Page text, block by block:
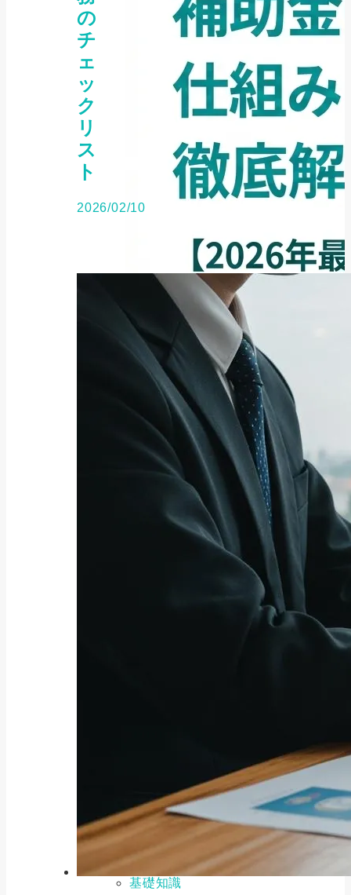
の
チ
ェ
ッ
ク
リ
ス
ト
2026/02/10
補助金・助成金
2026年最新版｜補助金の「内示」
注意点・リスク
要点・ポイント
ファイナンス
メリット・デメリット
事例・ケーススタディ
基礎知識